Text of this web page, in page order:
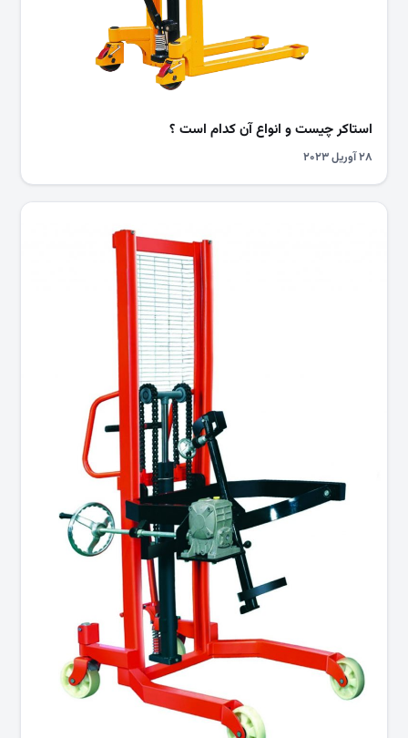
استاکر چیست و انواع آن کدام است ؟
۲۸ آوریل ۲۰۲۳